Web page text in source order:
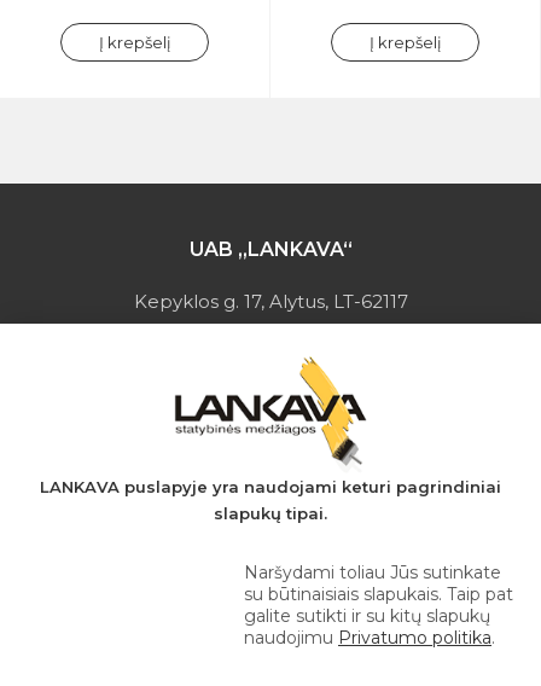
Į krepšelį Į krepšelį
UAB „LANKAVA“
Kepyklos g. 17, Alytus, LT-62117
Įmonės kodas: 149728275
PVM mokėtojo kodas: LT497282716
A.s.: LT037044060001923651
AB SEB bankas
+370 610 42 222
LANKAVA puslapyje yra naudojami keturi pagrindiniai
slapukų tipai.
Naršydami toliau Jūs sutinkate
su būtinaisiais slapukais. Taip pat
galite sutikti ir su kitų slapukų
naudojimu Privatumo politika.